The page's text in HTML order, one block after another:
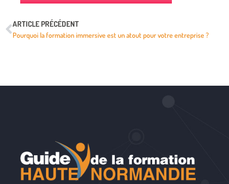
ARTICLE PRÉCÉDENT
Pourquoi la formation immersive est un atout pour votre entreprise ?